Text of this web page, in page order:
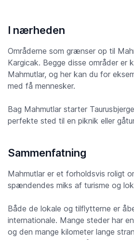
I nærheden
Områderne som grænser op til
Kargicak. Begge disse områder er
Mahmutlar, og her kan du for
med få mennesker.
Bag Mahmutlar starter
perfekte sted til en piknik eller
Sammenfatning
Mahmutlar er et forholdsvis roligt
spændendes miks af turisme og
Både de lokale og tilflytterne er
internationale. Mange steder har
og den mange kilometer lange